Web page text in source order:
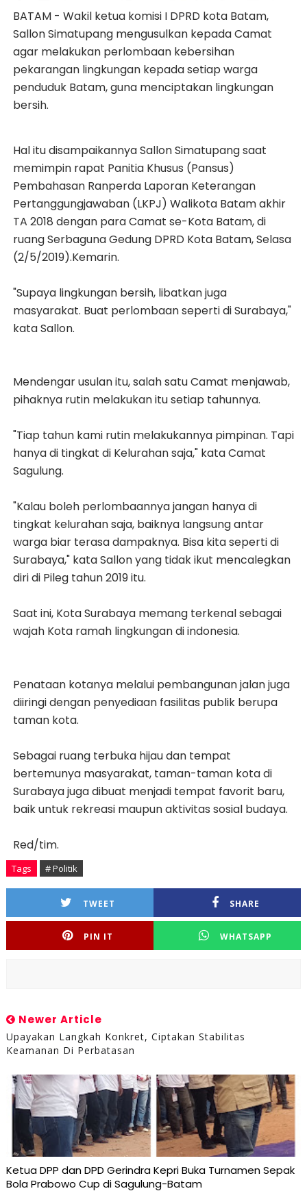
BATAM - Wakil ketua komisi I DPRD kota Batam,
Sallon Simatupang mengusulkan kepada Camat
agar melakukan perlombaan kebersihan
pekarangan lingkungan kepada setiap warga
penduduk Batam, guna menciptakan lingkungan
bersih.
Hal itu disampaikannya Sallon Simatupang saat
memimpin rapat Panitia Khusus (Pansus)
Pembahasan Ranperda Laporan Keterangan
Pertanggungjawaban (LKPJ) Walikota Batam akhir
TA 2018 dengan para Camat se-Kota Batam, di
ruang Serbaguna Gedung DPRD Kota Batam, Selasa
(2/5/2019).Kemarin.
"Supaya lingkungan bersih, libatkan juga
masyarakat. Buat perlombaan seperti di Surabaya,"
kata Sallon.
Mendengar usulan itu, salah satu Camat menjawab,
pihaknya rutin melakukan itu setiap tahunnya.
"Tiap tahun kami rutin melakukannya pimpinan. Tapi
hanya di tingkat di Kelurahan saja," kata Camat
Sagulung.
"Kalau boleh perlombaannya jangan hanya di
tingkat kelurahan saja, baiknya langsung antar
warga biar terasa dampaknya. Bisa kita seperti di
Surabaya," kata Sallon yang tidak ikut mencalegkan
diri di Pileg tahun 2019 itu.
Saat ini, Kota Surabaya memang terkenal sebagai
wajah Kota ramah lingkungan di indonesia.
Penataan kotanya melalui pembangunan jalan juga
diiringi dengan penyediaan fasilitas publik berupa
taman kota.
Sebagai ruang terbuka hijau dan tempat
bertemunya masyarakat, taman-taman kota di
Surabaya juga dibuat menjadi tempat favorit baru,
baik untuk rekreasi maupun aktivitas sosial budaya.
Red/tim.
Tags # Politik
TWEET SHARE
PIN IT WHATSAPP
Newer Article
Upayakan Langkah Konkret, Ciptakan Stabilitas
Keamanan Di Perbatasan
Ketua DPP dan DPD Gerindra Kepri Buka Turnamen Sepak
Bola Prabowo Cup di Sagulung-Batam